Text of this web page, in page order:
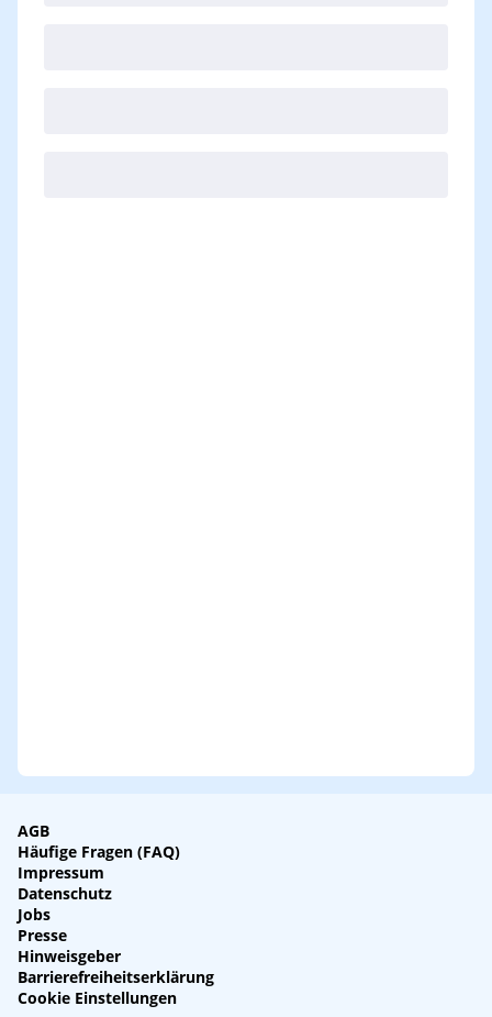
AGB
Häufige Fragen (FAQ)
Impressum
Datenschutz
Jobs
Presse
Hinweisgeber
Barrierefreiheitserklärung
Cookie Einstellungen